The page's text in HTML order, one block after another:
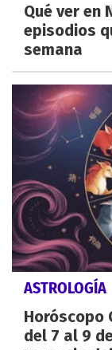
Qué ver en
episodios
semana
ASTROLOGÍA
Horóscopo
del 7 al 9